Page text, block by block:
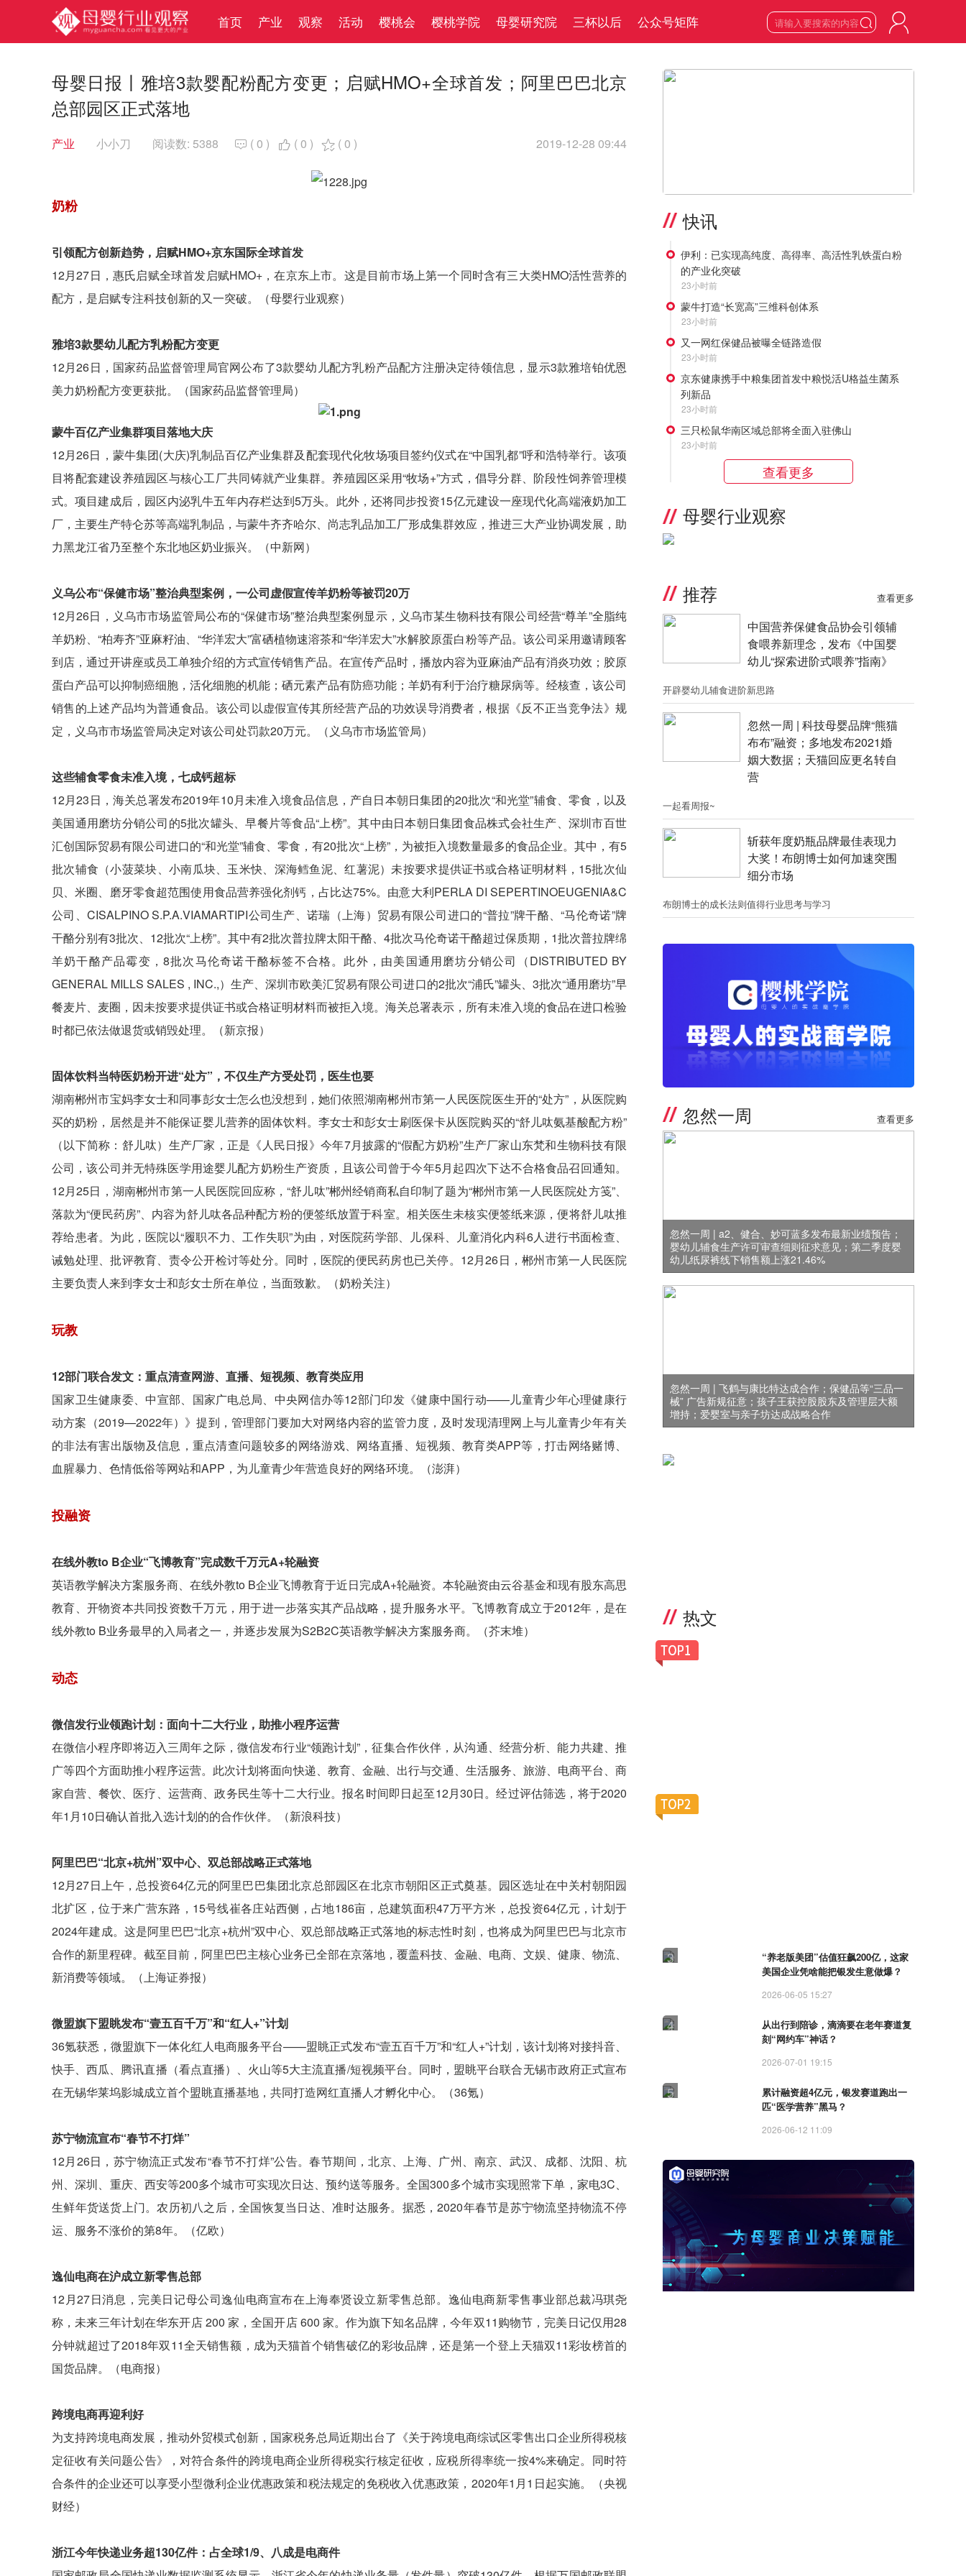
首页 产业 观察 活动 樱桃会 樱桃学院 母婴研究院 三杯以后 公众号矩阵 
快讯
伊利：已实现高纯度、高得率、高活性乳铁蛋白粉
的产业化突破
23小时前
蒙牛打造“长宽高”三维科创体系
23小时前
又一网红保健品被曝全链路造假
23小时前
京东健康携手中粮集团首发中粮悦活U格益生菌系
列新品
23小时前
三只松鼠华南区域总部将全面入驻佛山
23小时前
查看更多
母婴行业观察
推荐 查看更多
中国营养保健食品协会引领辅
食喂养新理念，发布《中国婴
幼儿“探索进阶式喂养”指南》
开辟婴幼儿辅食进阶新思路
忽然一周 |​​ 科技母婴品牌“熊猫
布布”融资；​多地发布2021婚
姻大数据；天猫回应更名转自
营
一起看周报~
斩获年度奶瓶品牌最佳表现力
大奖！布朗博士如何加速突围
细分市场
布朗博士的成长法则值得行业思考与学习
忽然一周 查看更多
忽然一周 | a2、健合、妙可蓝多发布最新业绩预告；
婴幼儿辅食生产许可审查细则征求意见；第二季度婴
幼儿纸尿裤线下销售额上涨21.46%
忽然一周 | 飞鹤与康比特达成合作；保健品等“三品一
械” 广告新规征意；孩子王获控股股东及管理层大额
增持；爱婴室与亲子坊达成战略合作
热文
3
“养老版美团”估值狂飙200亿，这家
美国企业凭啥能把银发生意做爆？
2026-06-05 15:27
4
从出行到陪诊，滴滴要在老年赛道复
刻“网约车”神话？
2026-07-01 19:15
5
累计融资超4亿元，银发赛道跑出一
匹“医学营养”黑马？
2026-06-12 11:09
母婴日报丨雅培3款婴配粉配方变更；启赋HMO+全球首发​；阿里巴巴北京
总部园区正式落地
产业 小小刀 阅读数: 5388  (0 )  (0 )  (0 ) 2019-12-28 09:44
奶粉
引领配方创新趋势，启赋HMO+京东国际全球首发
12月27日，惠氏启赋全球首发启赋HMO+，在京东上市。这是目前市场上第一个同时含有三大类HMO活性营养的
配方，是启赋专注科技创新的又一突破。（母婴行业观察）
雅培3款婴幼儿配方乳粉配方变更
12月26日，国家药品监督管理局官网公布了3款婴幼儿配方乳粉产品配方注册决定待领信息，显示3款雅培铂优恩
美力奶粉配方变更获批。（国家药品监督管理局）
蒙牛百亿产业集群项目落地大庆
12月26日，蒙牛集团(大庆)乳制品百亿产业集群及配套现代化牧场项目签约仪式在“中国乳都”呼和浩特举行。该项
目将配套建设养殖园区与核心工厂共同铸就产业集群。养殖园区采用“牧场+”方式，倡导分群、阶段性饲养管理模
式。项目建成后，园区内泌乳牛五年内存栏达到5万头。此外，还将同步投资15亿元建设一座现代化高端液奶加工
厂，主要生产特仑苏等高端乳制品，与蒙牛齐齐哈尔、尚志乳品加工厂形成集群效应，推进三大产业协调发展，助
力黑龙江省乃至整个东北地区奶业振兴。（中新网）
义乌公布“保健市场”整治典型案例，一公司虚假宣传羊奶粉等被罚20万
12月26日，义乌市市场监管局公布的“保健市场”整治典型案例显示，义乌市某生物科技有限公司经营“尊羊”全脂纯
羊奶粉、“柏寿齐”亚麻籽油、“华洋宏大”富硒植物速溶茶和“华洋宏大”水解胶原蛋白粉等产品。该公司采用邀请顾客
到店，通过开讲座或员工单独介绍的方式宣传销售产品。在宣传产品时，播放内容为亚麻油产品有消炎功效；胶原
蛋白产品可以抑制癌细胞，活化细胞的机能；硒元素产品有防癌功能；羊奶有利于治疗糖尿病等。经核查，该公司
销售的上述产品均为普通食品。该公司以虚假宣传其所经营产品的功效误导消费者，根据《反不正当竞争法》规
定，义乌市市场监管局决定对该公司处罚款20万元。（义乌市市场监管局）
这些辅食零食未准入境，七成钙超标
12月23日，海关总署发布2019年10月未准入境食品信息，产自日本朝日集团的20批次“和光堂”辅食、零食，以及
美国通用磨坊分销公司的5批次罐头、早餐片等食品“上榜”。其中由日本朝日集团食品株式会社生产、深圳市百世
汇创国际贸易有限公司进口的“和光堂”辅食、零食，有20批次“上榜”，为被拒入境数量最多的食品企业。其中，有5
批次辅食（小菠菜块、小南瓜块、玉米快、深海鳕鱼泥、红薯泥）未按要求提供证书或合格证明材料，15批次仙
贝、米圈、磨牙零食超范围使用食品营养强化剂钙，占比达75%。由意大利PERLA DI SEPERTINOEUGENIA&C
公司、CISALPINO S.P.A.VIAMARTIPI公司生产、诺瑞（上海）贸易有限公司进口的“普拉”牌干酪、“马伦奇诺”牌
干酪分别有3批次、12批次“上榜”。其中有2批次普拉牌太阳干酪、4批次马伦奇诺干酪超过保质期，1批次普拉牌绵
羊奶干酪产品霉变，8批次马伦奇诺干酪标签不合格。此外，由美国通用磨坊分销公司（DISTRIBUTED BY
GENERAL MILLS SALES , INC.,）生产、深圳市欧美汇贸易有限公司进口的2批次“浦氏”罐头、3批次“通用磨坊”早
餐麦片、麦圈，因未按要求提供证书或合格证明材料而被拒入境。海关总署表示，所有未准入境的食品在进口检验
时都已依法做退货或销毁处理。（新京报）
固体饮料当特医奶粉开进“处方”，不仅生产方受处罚，医生也要
湖南郴州市宝妈李女士和同事彭女士怎么也没想到，她们依照湖南郴州市第一人民医院医生开的“处方”，从医院购
买的奶粉，居然是并不能保证婴儿营养的固体饮料。李女士和彭女士刷医保卡从医院购买的“舒儿呔氨基酸配方粉”
（以下简称：舒儿呔）生产厂家，正是《人民日报》今年7月披露的“假配方奶粉”生产厂家山东梵和生物科技有限
公司，该公司并无特殊医学用途婴儿配方奶粉生产资质，且该公司曾于今年5月起四次下达不合格食品召回通知。
12月25日，湖南郴州市第一人民医院回应称，“舒儿呔”郴州经销商私自印制了题为“郴州市第一人民医院处方笺”、
落款为“便民药房”、内容为舒儿呔各品种配方粉的便签纸放置于科室。相关医生未核实便签纸来源，便将舒儿呔推
荐给患者。为此，医院以“履职不力、工作失职”为由，对医院药学部、儿保科、儿童消化内科6人进行书面检查、
诫勉处理、批评教育、责令公开检讨等处分。同时，医院的便民药房也已关停。12月26日，郴州市第一人民医院
主要负责人来到李女士和彭女士所在单位，当面致歉。（奶粉关注）
玩教
12部门联合发文：重点清查网游、直播、短视频、教育类应用
国家卫生健康委、中宣部、国家广电总局、中央网信办等12部门印发《健康中国行动——儿童青少年心理健康行
动方案（2019—2022年）》提到，管理部门要加大对网络内容的监管力度，及时发现清理网上与儿童青少年有关
的非法有害出版物及信息，重点清查问题较多的网络游戏、网络直播、短视频、教育类APP等，打击网络赌博、
血腥暴力、色情低俗等网站和APP，为儿童青少年营造良好的网络环境。（澎湃）
投融资
在线外教to B企业“飞博教育”完成数千万元A+轮融资
英语教学解决方案服务商、在线外教to B企业飞博教育于近日完成A+轮融资。本轮融资由云谷基金和现有股东高思
教育、开物资本共同投资数千万元，用于进一步落实其产品战略，提升服务水平。飞博教育成立于2012年，是在
线外教to B业务最早的入局者之一，并逐步发展为S2B2C英语教学解决方案服务商。（芥末堆）
动态
微信发行业领跑计划：面向十二大行业，助推小程序运营
在微信小程序即将迈入三周年之际，微信发布行业“领跑计划”，征集合作伙伴，从沟通、经营分析、能力共建、推
广等四个方面助推小程序运营。此次计划将面向快递、教育、金融、出行与交通、生活服务、旅游、电商平台、商
家自营、餐饮、医疗、运营商、政务民生等十二大行业。报名时间即日起至12月30日。经过评估筛选，将于2020
年1月10日确认首批入选计划的的合作伙伴。（新浪科技）
阿里巴巴“北京+杭州”双中心、双总部战略正式落地
12月27日上午，总投资64亿元的阿里巴巴集团北京总部园区在北京市朝阳区正式奠基。园区选址在中关村朝阳园
北扩区，位于来广营东路，15号线崔各庄站西侧，占地186亩，总建筑面积47万平方米，总投资64亿元，计划于
2024年建成。这是阿里巴巴“北京+杭州”双中心、双总部战略正式落地的标志性时刻，也将成为阿里巴巴与北京市
合作的新里程碑。截至目前，阿里巴巴主核心业务已全部在京落地，覆盖科技、金融、电商、文娱、健康、物流、
新消费等领域。（上海证券报）
微盟旗下盟眺发布“壹五百千万”和“红人+”计划
36氪获悉，微盟旗下一体化红人电商服务平台——盟眺正式发布“壹五百千万”和“红人+”计划，该计划将对接抖音、
快手、西瓜、腾讯直播（看点直播）、火山等5大主流直播/短视频平台。同时，盟眺平台联合无锡市政府正式宣布
在无锡华莱坞影城成立首个盟眺直播基地，共同打造网红直播人才孵化中心。（36氪）
苏宁物流宣布“春节不打烊”
12月26日，苏宁物流正式发布“春节不打烊”公告。春节期间，北京、上海、广州、南京、武汉、成都、沈阳、杭
州、深圳、重庆、西安等200多个城市可实现次日达、预约送等服务。全国300多个城市实现照常下单，家电3C、
生鲜年货送货上门。农历初八之后，全国恢复当日达、准时达服务。据悉，2020年春节是苏宁物流坚持物流不停
运、服务不涨价的第8年。（亿欧）
逸仙电商在沪成立新零售总部
12月27日消息，完美日记母公司逸仙电商宣布在上海奉贤设立新零售总部。逸仙电商新零售事业部总裁冯琪尧
称，未来三年计划在华东开店 200 家，全国开店 600 家。作为旗下知名品牌，今年双11购物节，完美日记仅用28
分钟就超过了2018年双11全天销售额，成为天猫首个销售破亿的彩妆品牌，还是第一个登上天猫双11彩妆榜首的
国货品牌。（电商报）
跨境电商再迎利好
为支持跨境电商发展，推动外贸模式创新，国家税务总局近期出台了《关于跨境电商综试区零售出口企业所得税核
定征收有关问题公告》，对符合条件的跨境电商企业所得税实行核定征收，应税所得率统一按4%来确定。同时符
合条件的企业还可以享受小型微利企业优惠政策和税法规定的免税收入优惠政策，2020年1月1日起实施。（央视
财经）
浙江今年快递业务超130亿件：占全球1/9、八成是电商件